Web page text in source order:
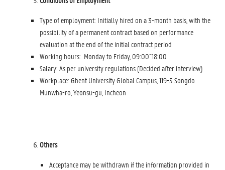
Type of employment: Initially hired on a 3-month basis, with the
possibility of a permanent contract based on performance
evaluation at the end of the initial contract period
Working hours: Monday to Friday, 09:00~18:00
Salary: As per university regulations (Decided after interview)
Workplace: Ghent University Global Campus, 119-5 Songdo
Munwha-ro, Yeonsu-gu, Incheon
Others
Acceptance may be withdrawn if the information provided in